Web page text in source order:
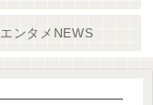
エンタメNEWS